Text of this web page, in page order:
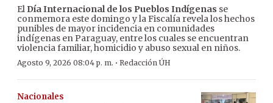
El Día Internacional de los Pueblos Indígenas se
conmemora este domingo y la Fiscalía revela los hechos
punibles de mayor incidencia en comunidades
indígenas en Paraguay, entre los cuales se encuentran
violencia familiar, homicidio y abuso sexual en niños.
Agosto 9, 2026 08:04 p. m. · Redacción ÚH
Nacionales